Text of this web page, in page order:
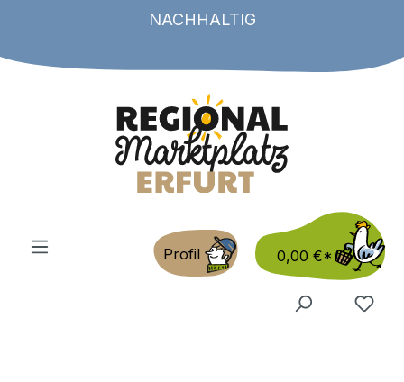
Zum Hauptinhalt springenNACHHALTIG
Profil 0,00 €*